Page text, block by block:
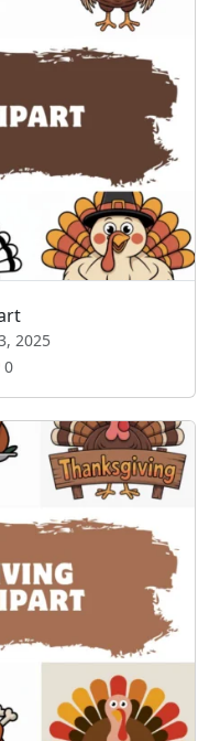
2025
0